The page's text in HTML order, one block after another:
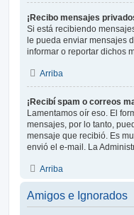
¡Recibo mensajes
Si está recibiendo
le pueda enviar mensajes
informar o reportar dichos
Arriba
¡Recibí spam o correos
Lamentamos oír eso. El
mensajes, por lo tanto,
mensaje que recibió. Es
envió el e-mail. La
Arriba
Amigos e Ignorados